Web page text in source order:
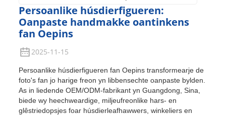
Persoanlike húsdierfigueren:
Oanpaste handmakke oantinkens
fan Oepins
2025-11-15
Persoanlike húsdierfigueren fan Oepins transformearje de
foto's fan jo harige freon yn libbensechte oanpaste bylden.
As in liedende OEM/ODM-fabrikant yn Guangdong, Sina,
biede wy heechweardige, miljeufreonlike hars- en
glêstriedopsjes foar húsdierleafhawwers, winkeliers en